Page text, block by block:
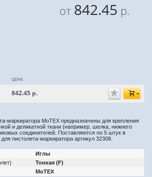
от 842.45 р.
ЦЕНА
842.45 р.
маркиратора MoTEX предназначены для крепления
и деликатной ткани (например, шелка, нижнего
соединителей. Поставляются по 5 штук в
пистолета-маркиратора артикул 32308.
Иглы
Тонкая (F)
MoTEX